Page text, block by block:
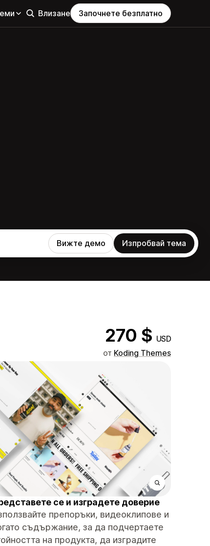
Влизане Започнете безплатно
Вижте демо Изпробвай тема
270 $ USD
от Koding Themes
се и изградете доверие
препоръки, видеоклипове и
съдържание, за да подчертаете
на продукта, да изградите